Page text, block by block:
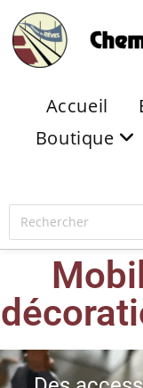
Accueil
Boutique